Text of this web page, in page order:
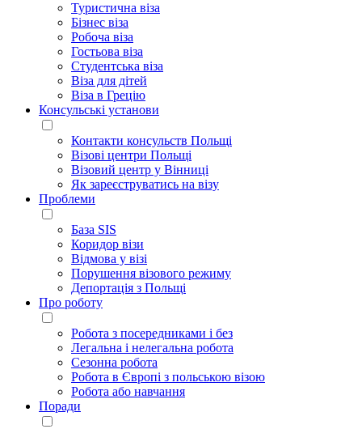
Туристична віза
Бізнес віза
Робоча віза
Гостьова віза
Студентська віза
Віза для дітей
Віза в Грецію
Консульські установи
Контакти консульств Польщі
Візові центри Польщі
Візовий центр у Вінниці
Як зареєструватись на візу
Проблеми
База SIS
Коридор візи
Відмова у візі
Порушення візового режиму
Депортація з Польщі
Про роботу
Робота з посередниками і без
Легальна і нелегальна робота
Сезонна робота
Робота в Європі з польською візою
Робота або навчання
Поради